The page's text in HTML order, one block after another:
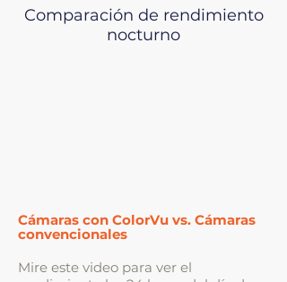
Comparación de rendimiento
nocturno
Cámaras con ColorVu vs. Cámaras
convencionales
Mire este video para ver el